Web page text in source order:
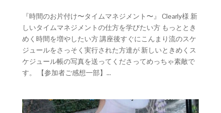
『時間のお片付け〜タイムマネジメント〜』 Clearly様 新
しいタイムマネジメントの仕方を学びたい方 もっととき
めく時間を増やしたい方 講座後すぐにこんまり流のスケ
ジュールをさっそく実行された方達が 新しいときめくス
ケジュール帳の写真を送ってくださってめっちゃ素敵で
す。 【参加者ご感想一部】...